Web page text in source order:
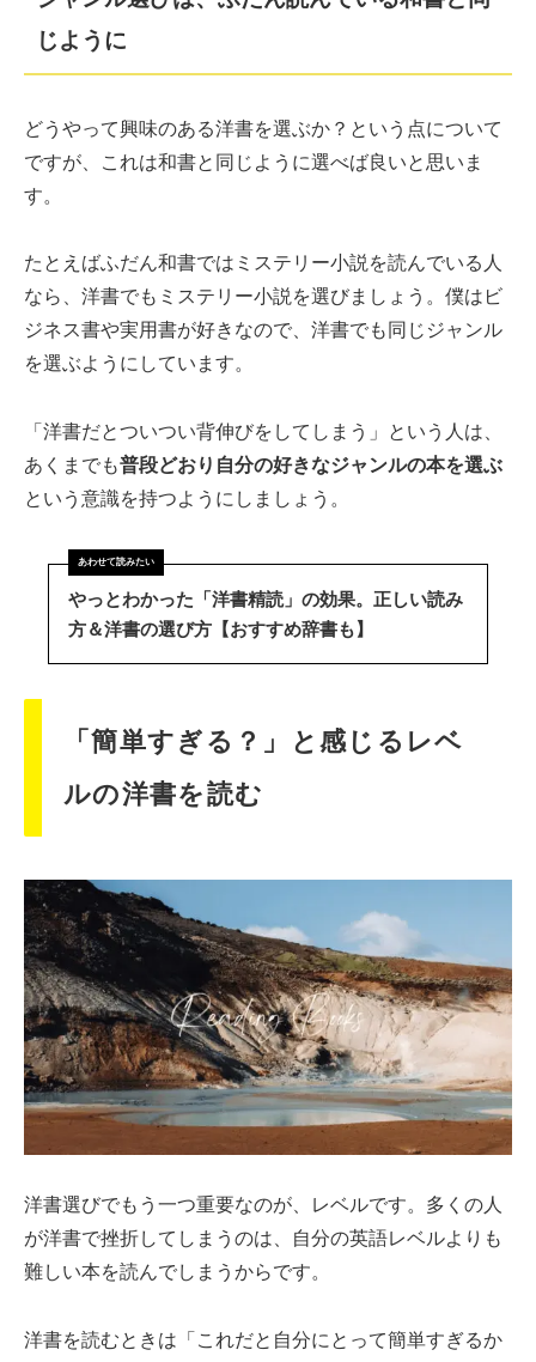
じように
どうやって興味のある洋書を選ぶか？という点について
ですが、これは和書と同じように選べば良いと思いま
す。
たとえばふだん和書ではミステリー小説を読んでいる人
なら、洋書でもミステリー小説を選びましょう。僕はビ
ジネス書や実用書が好きなので、洋書でも同じジャンル
を選ぶようにしています。
「洋書だとついつい背伸びをしてしまう」という人は、
あくまでも普段どおり自分の好きなジャンルの本を選ぶ
という意識を持つようにしましょう。
やっとわかった「洋書精読」の効果。正しい読み
方＆洋書の選び方【おすすめ辞書も】
「簡単すぎる？」と感じるレベ
ルの洋書を読む
洋書選びでもう一つ重要なのが、レベルです。多くの人
が洋書で挫折してしまうのは、自分の英語レベルよりも
難しい本を読んでしまうからです。
洋書を読むときは「これだと自分にとって簡単すぎるか